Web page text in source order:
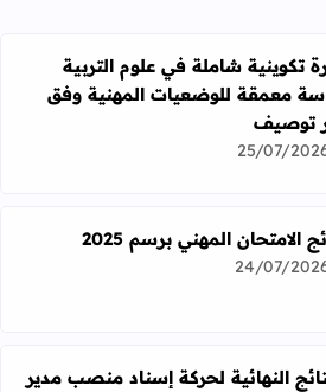
دورة تكوينية شاملة في علوم التربية
تكوينية شاملة في علوم التربية
معمقة للوضعيات المهنية وفق
توصيف
25/07/
الامتحان المهني برسم 2025
الامتحان المهني برسم 2025
24/07/
النهائية لحركة إسناد منصب مدير